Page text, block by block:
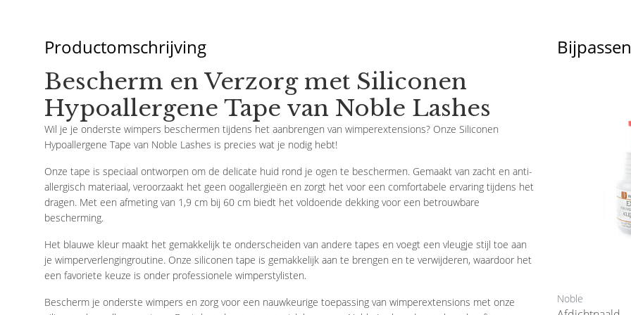
Productomschrijving
Bescherm en Verzorg met Siliconen
Hypoallergene Tape van Noble Lashes
Wil je je onderste wimpers beschermen tijdens het aanbrengen van wimperextensions? Onze Siliconen
Hypoallergene Tape van Noble Lashes is precies wat je nodig hebt!
Onze tape is speciaal ontworpen om de delicate huid rond je ogen te beschermen. Gemaakt van zacht en anti-
allergisch materiaal, veroorzaakt het geen oogallergieën en zorgt het voor een comfortabele ervaring tijdens het
dragen. Met een afmeting van 1,9 cm bij 60 cm biedt het voldoende dekking voor een betrouwbare
bescherming.
Het blauwe kleur maakt het gemakkelijk te onderscheiden van andere tapes en voegt een vleugje stijl toe aan
je wimperverlengingroutine. Onze siliconen tape is gemakkelijk aan te brengen en te verwijderen, waardoor het
een favoriete keuze is onder professionele wimperstylisten.
Bescherm je onderste wimpers en zorg voor een nauwkeurige toepassing van wimperextensions met onze
Noble B. B. Cosmetics Noble